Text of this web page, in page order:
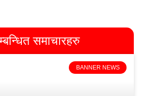
समाचारहरु
BANNER NEWS